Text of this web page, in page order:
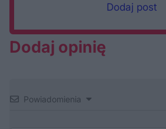
Dodaj post
Dodaj opinię
Powiadomienia